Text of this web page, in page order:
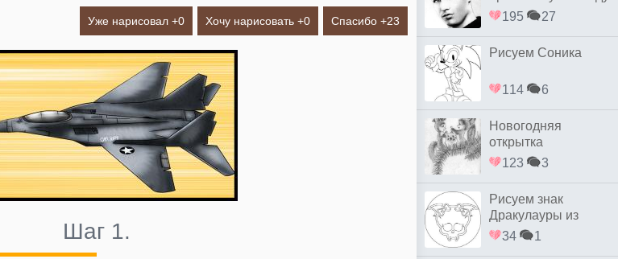
Уже нарисовал +0 Хочу нарисовать +0 Спасибо +23
Шаг 1.
простым
195 27
Рисуем Соника
114 6
Новогодняя
открытка
123
3
Рисуем знак
Дракулауры из
Монстр Хай
34 1